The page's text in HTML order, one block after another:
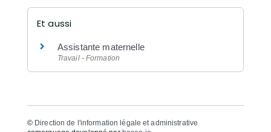
Et aussi
Assistante maternelle
Travail - Formation
© Direction de l'information légale et administrative